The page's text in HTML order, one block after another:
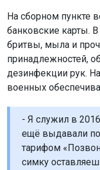
На сборном пункте
банковские карты.
бритвы, мыла и
принадлежностей,
дезинфекции рук.
военных
- Я служил в
ещё выдавали
тарифом
симку